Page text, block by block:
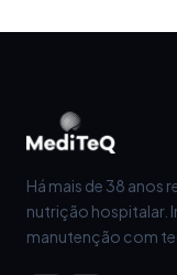
Há mais de 38 anos
nutrição hospitalar.
manutenção com